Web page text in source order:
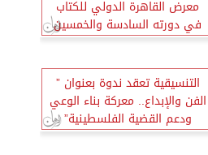
معرض القاهرة الدولي للكتاب
في دورته السادسة والخمسين
التنسيقية تعقد ندوة بعنوان ”
الفن والإبداع.. معركة بناء الوعي
ودعم القضية الفلسطينية”
الجمعة